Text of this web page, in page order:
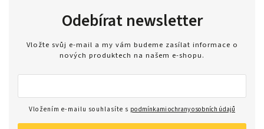
Odebírat newsletter
Vložte svůj e-mail a my vám budeme zasílat informace o
nových produktech na našem e-shopu.
Vložením e-mailu souhlasíte s podmínkami ochrany osobních údajů